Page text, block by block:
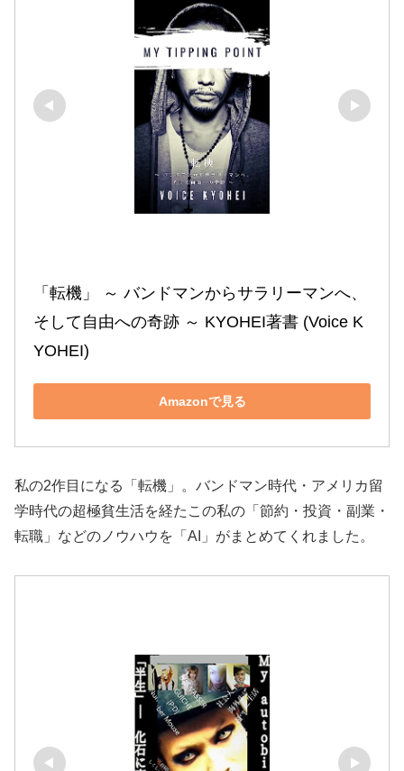
「転機」 ～ バンドマンからサラリーマンへ、
そして自由への奇跡 ～ KYOHEI著書 (Voice K
YOHEI)
Amazonで見る
私の2作目になる「転機」。バンドマン時代・アメリカ留
学時代の超極貧生活を経たこの私の「節約・投資・副業・
転職」などのノウハウを「AI」がまとめてくれました。